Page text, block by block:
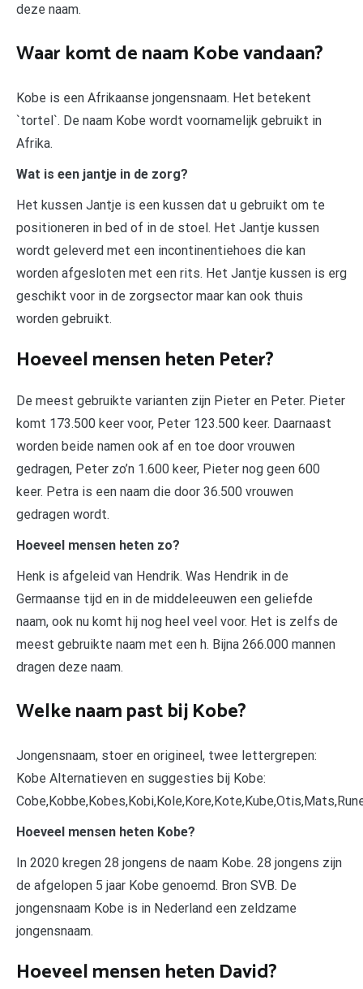
deze naam.
Waar komt de naam Kobe vandaan?
Kobe is een Afrikaanse jongensnaam. Het betekent
`tortel`. De naam Kobe wordt voornamelijk gebruikt in
Afrika.
Wat is een jantje in de zorg?
Het kussen Jantje is een kussen dat u gebruikt om te
positioneren in bed of in de stoel. Het Jantje kussen
wordt geleverd met een incontinentiehoes die kan
worden afgesloten met een rits. Het Jantje kussen is erg
geschikt voor in de zorgsector maar kan ook thuis
worden gebruikt.
Hoeveel mensen heten Peter?
De meest gebruikte varianten zijn Pieter en Peter. Pieter
komt 173.500 keer voor, Peter 123.500 keer. Daarnaast
worden beide namen ook af en toe door vrouwen
gedragen, Peter zo’n 1.600 keer, Pieter nog geen 600
keer. Petra is een naam die door 36.500 vrouwen
gedragen wordt.
Hoeveel mensen heten zo?
Henk is afgeleid van Hendrik. Was Hendrik in de
Germaanse tijd en in de middeleeuwen een geliefde
naam, ook nu komt hij nog heel veel voor. Het is zelfs de
meest gebruikte naam met een h. Bijna 266.000 mannen
dragen deze naam.
Welke naam past bij Kobe?
Jongensnaam, stoer en origineel, twee lettergrepen:
Kobe Alternatieven en suggesties bij Kobe:
Hoeveel mensen heten Kobe?
In 2020 kregen 28 jongens de naam Kobe. 28 jongens zijn
de afgelopen 5 jaar Kobe genoemd. Bron SVB. De
jongensnaam Kobe is in Nederland een zeldzame
jongensnaam.
Hoeveel mensen heten David?